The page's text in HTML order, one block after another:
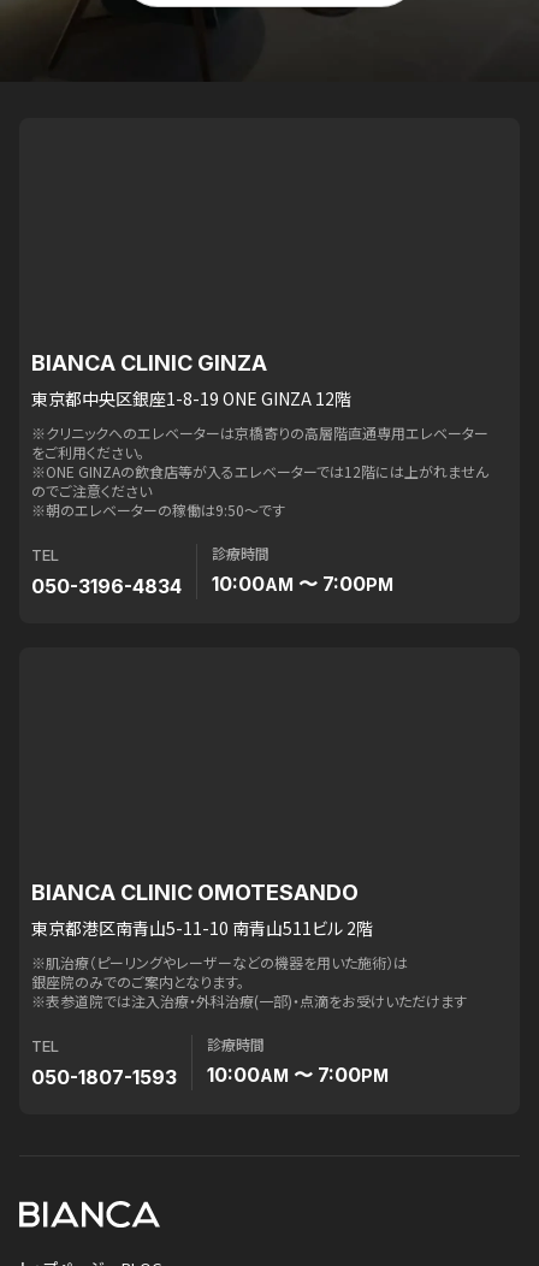
BIANCA CLINIC GINZA
東京都中央区銀座1-8-19 ONE GINZA 12階
※クリニックへのエレベーターは京橋寄りの高層階直通専用エレベーター
をご利用ください。
※ONE GINZAの飲食店等が入るエレベーターでは12階には上がれません
のでご注意ください
※朝のエレベーターの稼働は9:50〜です
TEL
050-3196-4834
診療時間
10:00AM 〜 7:00PM
BIANCA CLINIC OMOTESANDO
東京都港区南青山5-11-10 南青山511ビル 2階
※肌治療（ピーリングやレーザーなどの機器を用いた施術）は
銀座院のみでのご案内となります。
※表参道院では注入治療・外科治療(一部)・点滴をお受けいただけます
TEL
050-1807-1593
診療時間
10:00AM 〜 7:00PM